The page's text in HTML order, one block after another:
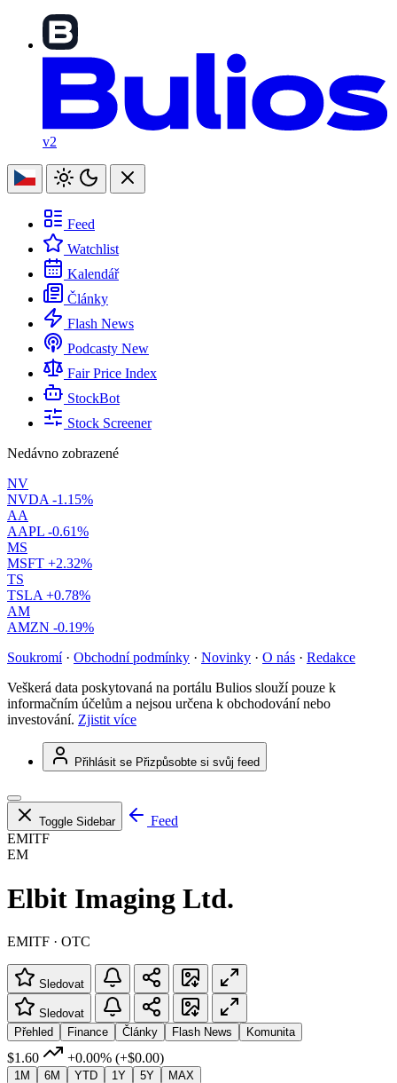
v2
Feed
Watchlist
Kalendář
Články
Flash News
Podcasty New
Fair Price Index
StockBot
Stock Screener
Nedávno zobrazené
NV
NVDA -1.15%
AA
AAPL -0.61%
MS
MSFT +2.32%
TS
TSLA +0.78%
AM
AMZN -0.19%
Soukromí · Obchodní podmínky · Novinky · O nás · Redakce
Veškerá data poskytovaná na portálu Bulios slouží pouze k
informačním účelům a nejsou určena k obchodování nebo
investování. Zjistit více
Přihlásit se Přizpůsobte si svůj feed
Toggle Sidebar
Feed
EMITF
EM
Elbit Imaging Ltd.
EMITF · OTC
Sledovat
Sledovat
Přehled
Finance Články Flash News Komunita
$1.60 +0.00% (+$0.00)
1M 6M YTD 1Y 5Y MAX